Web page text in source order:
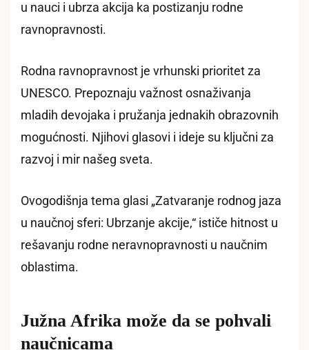
u nauci i ubrza akcija ka postizanju rodne
ravnopravnosti.
Rodna ravnopravnost je vrhunski prioritet za
UNESCO. Prepoznaju važnost osnaživanja
mladih devojaka i pružanja jednakih obrazovnih
mogućnosti. Njihovi glasovi i ideje su ključni za
razvoj i mir našeg sveta.
Ovogodišnja tema glasi „Zatvaranje rodnog jaza
u naučnoj sferi: Ubrzanje akcije,“ ističe hitnost u
rešavanju rodne neravnopravnosti u naučnim
oblastima.
Južna Afrika može da se pohvali
naučnicama